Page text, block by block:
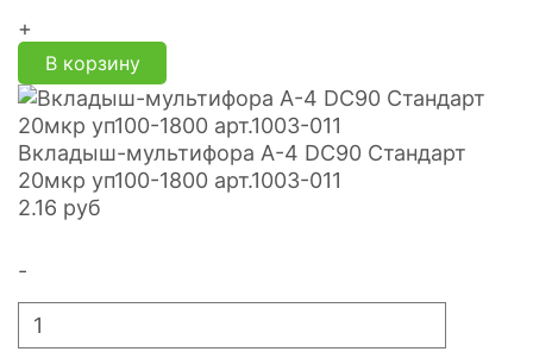
+
В корзину
Вкладыш-мультифора A-4 DC90 Стандарт
20мкр уп100-1800 арт.1003-011
2.16 руб
-